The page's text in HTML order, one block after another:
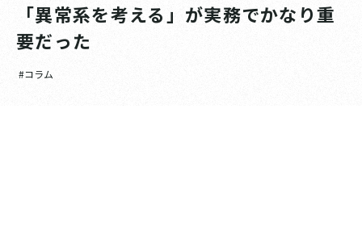
「異常系を考える」が実務でかなり重
要だった
#コラム